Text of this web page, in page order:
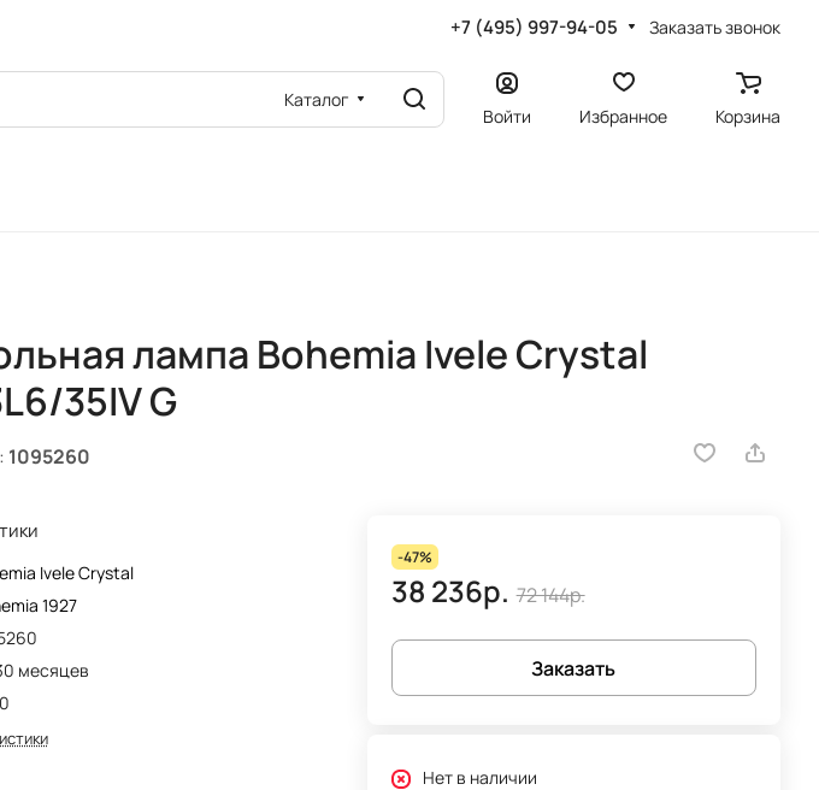
+7 (495) 997-94-05 Заказать звонок
Каталог
Войти Избранное Корзина
лампа Bohemia Ivele Crystal
35IV G
1095260
Ivele Crystal
1927
месяцев
-47%
38 236р. 72 144р.
Заказать
Нет в наличии